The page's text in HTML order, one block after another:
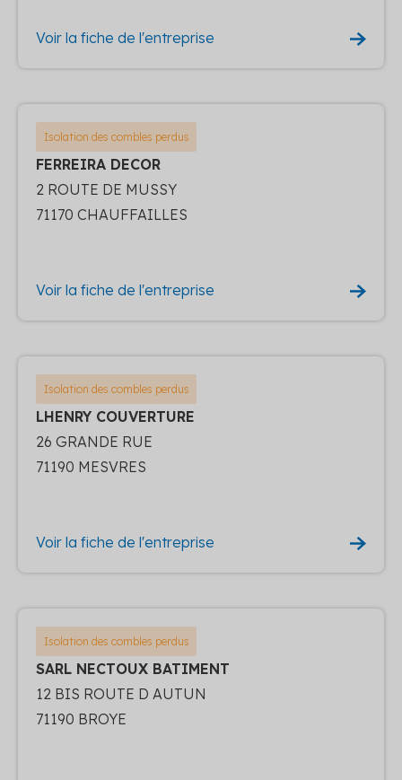
Voir la fiche de l'entreprise
Isolation des combles perdus
FERREIRA DECOR
2 ROUTE DE MUSSY
71170 CHAUFFAILLES
Voir la fiche de l'entreprise
Isolation des combles perdus
LHENRY COUVERTURE
26 GRANDE RUE
71190 MESVRES
Voir la fiche de l'entreprise
Isolation des combles perdus
SARL NECTOUX BATIMENT
12 BIS ROUTE D AUTUN
71190 BROYE